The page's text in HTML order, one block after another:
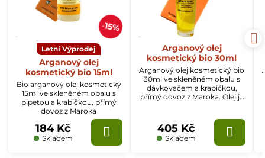
15%
Letní Výprodej
Arganový olej
kosmetický bio 15ml
Bio arganový olej kosmetický
15ml ve skleněném obalu s
pipetou a krabičkou, přímý
dovoz z Maroka
Skladem
184 Kč
Arganový olej
kosmetický bio 30ml
Arganový olej kosmetický bio
30ml ve skleněném obalu s
dávkovačem a krabičkou,
přímý dovoz z Maroka. Olej je
Skladem
405 Kč